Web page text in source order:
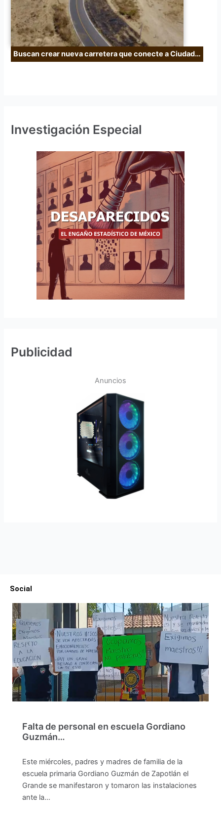
Buscan crear nueva carretera que conecte a Ciudad…
Investigación Especial
Publicidad
Anuncios
Social
Falta de personal en escuela Gordiano
Guzmán…
Este miércoles, padres y madres de familia de la
escuela primaria Gordiano Guzmán de Zapotlán el
Grande se manifestaron y tomaron las instalaciones
ante la…